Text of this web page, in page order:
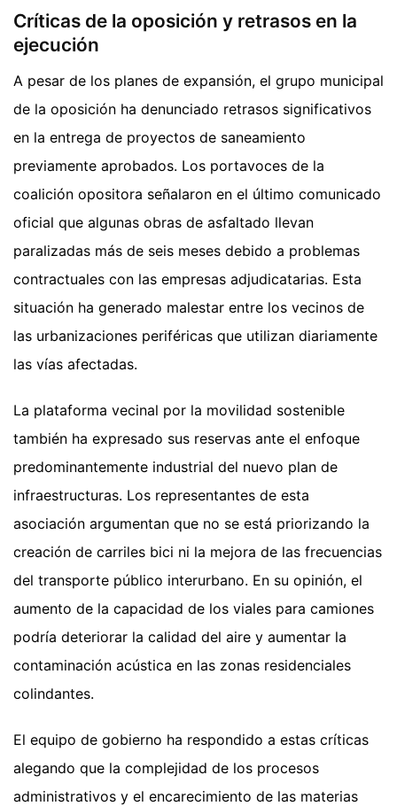
Críticas de la oposición y retrasos en la
ejecución
A pesar de los planes de expansión, el grupo municipal
de la oposición ha denunciado retrasos significativos
en la entrega de proyectos de saneamiento
previamente aprobados. Los portavoces de la
coalición opositora señalaron en el último comunicado
oficial que algunas obras de asfaltado llevan
paralizadas más de seis meses debido a problemas
contractuales con las empresas adjudicatarias. Esta
situación ha generado malestar entre los vecinos de
las urbanizaciones periféricas que utilizan diariamente
las vías afectadas.
La plataforma vecinal por la movilidad sostenible
también ha expresado sus reservas ante el enfoque
predominantemente industrial del nuevo plan de
infraestructuras. Los representantes de esta
asociación argumentan que no se está priorizando la
creación de carriles bici ni la mejora de las frecuencias
del transporte público interurbano. En su opinión, el
aumento de la capacidad de los viales para camiones
podría deteriorar la calidad del aire y aumentar la
contaminación acústica en las zonas residenciales
colindantes.
El equipo de gobierno ha respondido a estas críticas
alegando que la complejidad de los procesos
administrativos y el encarecimiento de las materias